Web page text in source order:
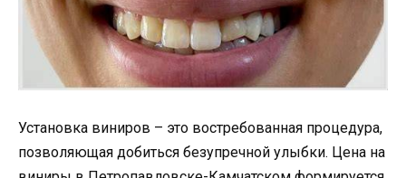
Установка виниров – это востребованная процедура,
позволяющая добиться безупречной улыбки. Цена на